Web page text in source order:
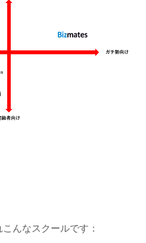
んなスクールです：